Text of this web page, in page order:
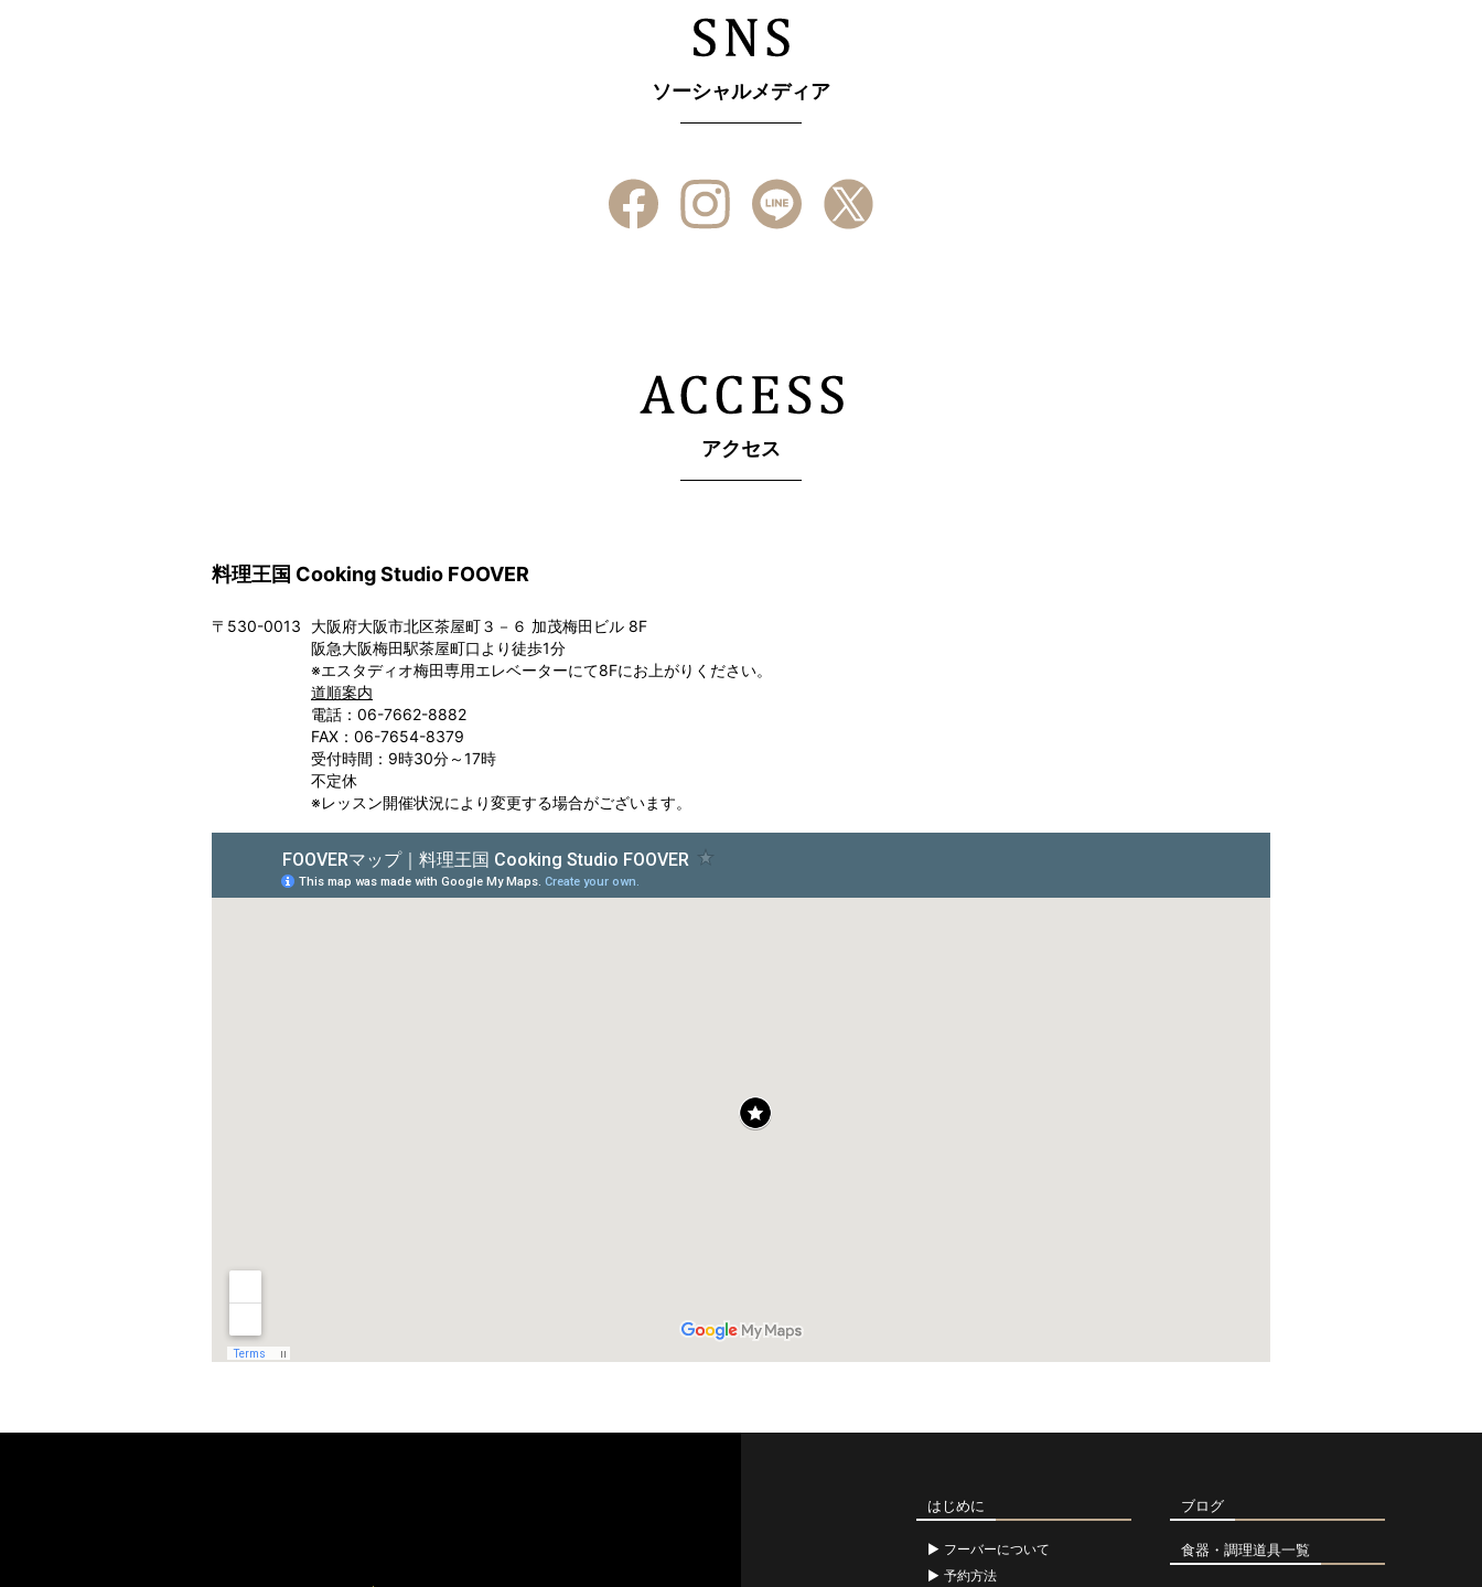
ソーシャルメディア
アクセス
料理王国 Cooking Studio FOOVER
〒530-0013
大阪府大阪市北区茶屋町３－６ 加茂梅田ビル 8F
阪急大阪梅田駅茶屋町口より徒歩1分
※エスタディオ梅田専用エレベーターにて8Fにお上がりください。
道順案内
電話：06-7662-8882
FAX：06-7654-8379
受付時間：9時30分～17時
不定休
※レッスン開催状況により変更する場合がございます。
はじめに
フーバーについて
予約方法
ブログ
食器・調理道具一覧